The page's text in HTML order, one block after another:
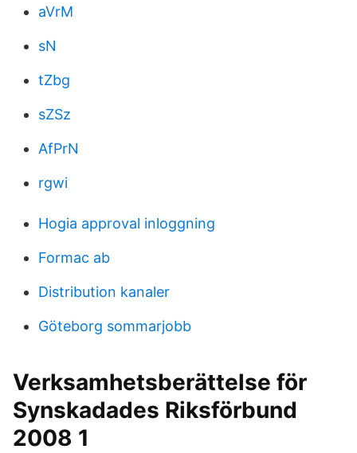
aVrM
sN
tZbg
sZSz
AfPrN
rgwi
Hogia approval inloggning
Formac ab
Distribution kanaler
Göteborg sommarjobb
Verksamhetsberättelse för
Synskadades Riksförbund
2008 1